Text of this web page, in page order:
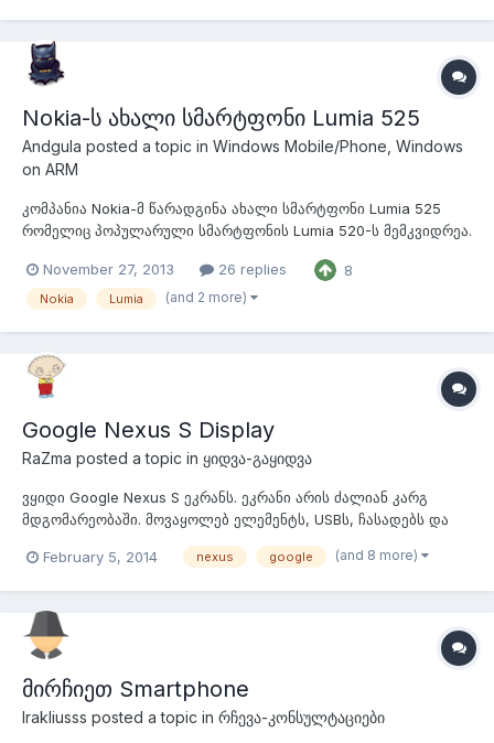
Nokia-ს ახალი სმარტფონი Lumia 525
Andgula posted a topic in Windows Mobile/Phone, Windows
on ARM
კომპანია Nokia-მ წარადგინა ახალი სმარტფონი Lumia 525
რომელიც პოპულარული სმარტფონის Lumia 520-ს მემკვიდრეა.
4-დუიმიანი სენსორული ეკრანით რომლის რეზოლუციაც
შეადგენს 480x800 პიქსელს, ორბირთვიანი Qualcomm
November 27, 2013 26 replies 8
Nokia Lumia (and 2 more)
Google Nexus S Display
RaZma posted a topic in ყიდვა-გაყიდვა
ვყიდი Google Nexus S ეკრანს. ეკრანი არის ძალიან კარგ
მდგომარეობაში. მოვაყოლებ ელემენტს, USBს, ჩასადებს და
"უკანა თავსახურს". ან ვიყიდი იგივე მოდელის დედაპლატას.
February 5, 2014
nexus google (and 8 more)
მირჩიეთ Smartphone
Irakliusss posted a topic in რჩევა-კონსულტაციები